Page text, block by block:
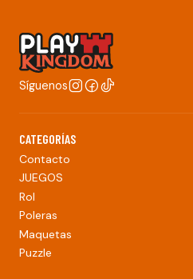
Síguenos
CATEGORÍAS
Contacto
JUEGOS
Rol
Poleras
Maquetas
Puzzle